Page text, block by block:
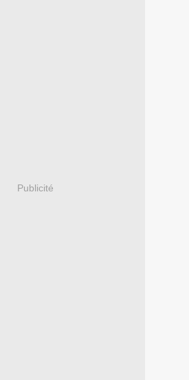
Publicité